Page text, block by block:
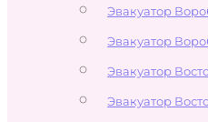
Эвакуатор
Эвакуатор
Эвакуатор
Эвакуатор